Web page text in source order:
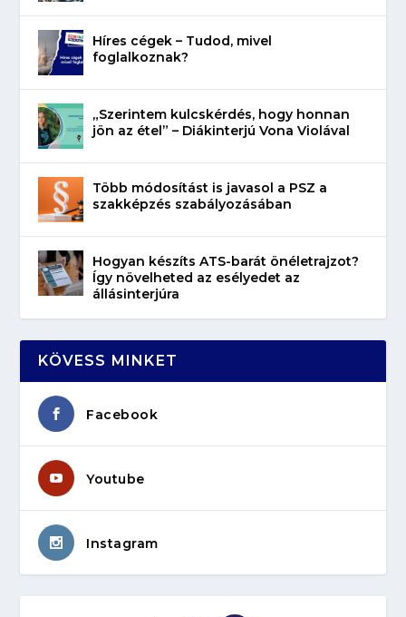
Híres cégek – Tudod, mivel
foglalkoznak?
„Szerintem kulcskérdés, hogy honnan
jön az étel” – Diákinterjú Vona Violával
Több módosítást is javasol a PSZ a
szakképzés szabályozásában
Hogyan készíts ATS-barát önéletrajzot?
Így növelheted az esélyedet az
állásinterjúra
KÖVESS MINKET
Facebook
Youtube
Instagram